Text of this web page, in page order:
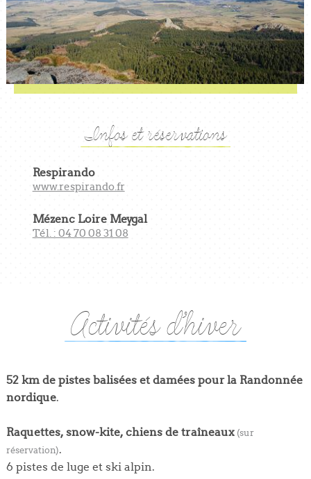
Infos et réservations
Respirando
www.respirando.fr
Mézenc Loire Meygal
Tél. : 04 70 08 31 08
Activités d’hiver
52 km de pistes balisées et damées pour la Randonnée
nordique.
Raquettes, snow-kite, chiens de traîneaux (sur
réservation).
6 pistes de luge et ski alpin.